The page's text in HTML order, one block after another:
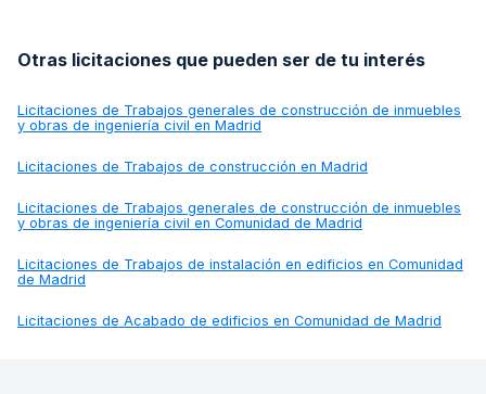
Otras licitaciones que pueden ser de tu interés
Licitaciones de Trabajos generales de construcción de inmuebles
y obras de ingeniería civil en Madrid
Licitaciones de Trabajos de construcción en Madrid
Licitaciones de Trabajos generales de construcción de inmuebles
y obras de ingeniería civil en Comunidad de Madrid
Licitaciones de Trabajos de instalación en edificios en Comunidad
de Madrid
Licitaciones de Acabado de edificios en Comunidad de Madrid